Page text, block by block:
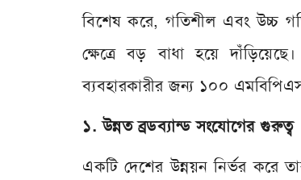
বিশেষ করে, গতিশীল এবং উচ্চ
ক্ষেত্রে বড় বাধা হয়ে
ব্যবহারকারীর জন্য ১০০ এমবিপিএস
১. উন্নত ব্রডব্যান্ড সংযোগের গুরুত্ব
একটি দেশের উন্নয়ন নির্ভর করে